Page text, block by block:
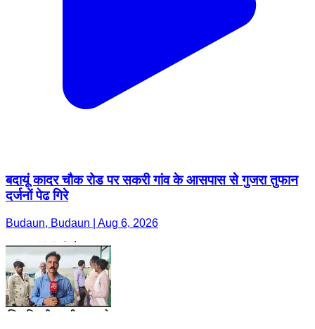
बदायूं कादर चौक रोड पर सकरी गांव के आसपास से गुजरा तुफान
दर्जनों पेढ गिरे
Budaun, Budaun | Aug 6, 2026